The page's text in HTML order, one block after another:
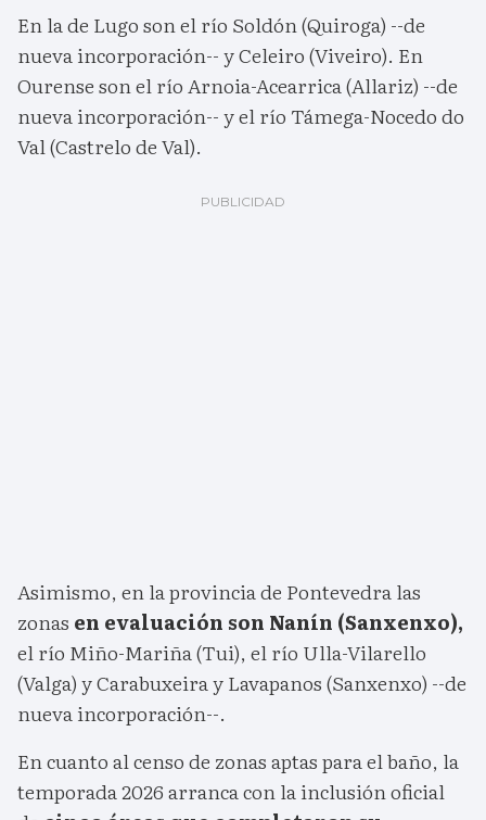
En la de Lugo son el río Soldón (Quiroga) --de
nueva incorporación-- y Celeiro (Viveiro). En
Ourense son el río Arnoia-Acearrica (Allariz) --de
nueva incorporación-- y el río Támega-Nocedo do
Val (Castrelo de Val).
Asimismo, en la provincia de Pontevedra las
zonas en evaluación son Nanín (Sanxenxo),
el río Miño-Mariña (Tui), el río Ulla-Vilarello
(Valga) y Carabuxeira y Lavapanos (Sanxenxo) --de
nueva incorporación--.
En cuanto al censo de zonas aptas para el baño, la
temporada 2026 arranca con la inclusión oficial